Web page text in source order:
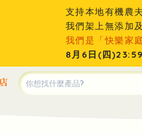
支持本地有機農
我們架上無添加
我們是「快樂家
8月6日(四)23:59